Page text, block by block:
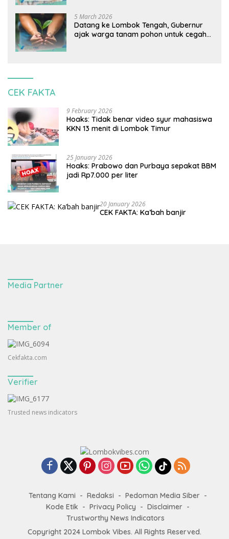
5 March 2026
Datang ke Lombok Tengah, Gubernur
ajak warga tanam pohon untuk cegah
CEK FAKTA
9 February 2026
Hoaks: Tidak benar video syur mahasiswa
KKN 13 menit di Lombok Timur
25 January 2026
Hoaks: Prabowo dan Purbaya sepakat BBM
jadi Rp7.000 per liter
20 January 2026
CEK FAKTA: Ka’bah banjir
Media Partner
Member of
Cekfakta.com
Verifier
Trusted news indicators
Tentang Kami Redaksi
Pedoman Media Siber
Kode Etik
Privacy Policy
Disclaimer
Trustworthy News Indicators
Copyright 2024 Lombok Vibes. All Rights Reserved.